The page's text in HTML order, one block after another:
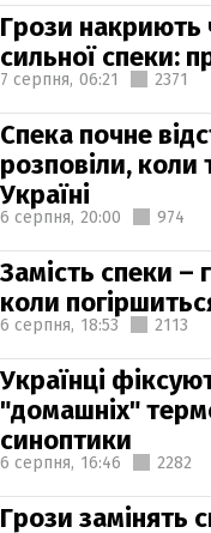
Грози накриють
сильної спеки:
7 серпня, 06:21 2371
Спека почне
розповіли, коли
Україні
6 серпня, 20:00 974
Замість спеки –
коли
6 серпня, 18:53 2113
Українці
"домашніх"
синоптики
6 серпня, 16:46 2282
Грози замінять